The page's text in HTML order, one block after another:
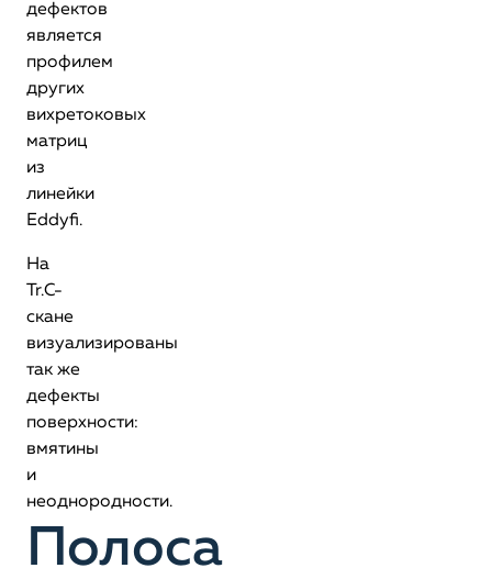
дефектов
является
профилем
других
вихретоковых
матриц
из
линейки
Eddyfi.
На
Tr.С-
скане
визуализированы
так же
дефекты
поверхности:
вмятины
и
неоднородности.
Полоса